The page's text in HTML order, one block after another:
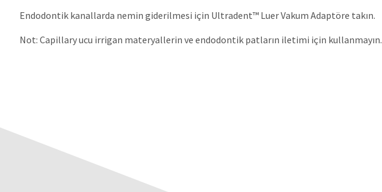
Endodontik kanallarda nemin giderilmesi için Ultradent™ Luer Vakum Adaptöre takın.
Not: Capillary ucu irrigan materyallerin ve endodontik patların iletimi için kullanmayın.